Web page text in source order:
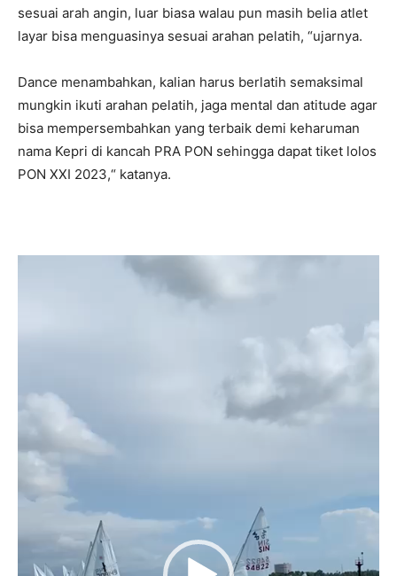
sesuai arah angin, luar biasa walau pun masih belia atlet
layar bisa menguasinya sesuai arahan pelatih, “ujarnya.
Dance menambahkan, kalian harus berlatih semaksimal
mungkin ikuti arahan pelatih, jaga mental dan atitude agar
bisa mempersembahkan yang terbaik demi keharuman
nama Kepri di kancah PRA PON sehingga dapat tiket lolos
PON XXI 2023,“ katanya.